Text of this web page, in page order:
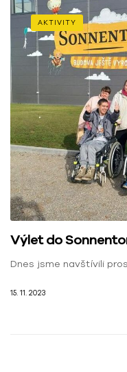
AKTIVITY
Výlet do
Dnes jsme navštívili
15. 11. 2023